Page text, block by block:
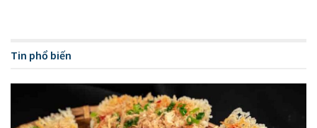
Tin phổ biến